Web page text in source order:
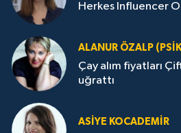
Herkes Influencer
ALANUR ÖZALP
Çay alım fiyatları
uğrattı
ASIYE KOCADEMİR